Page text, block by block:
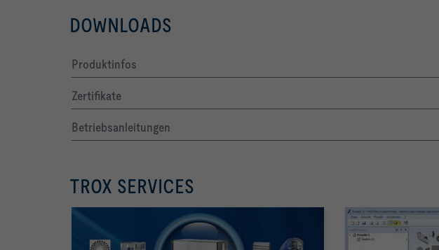
DOWNLOADS
Produktinfos
Zertifikate
Betriebsanleitungen
TROX SERVICES